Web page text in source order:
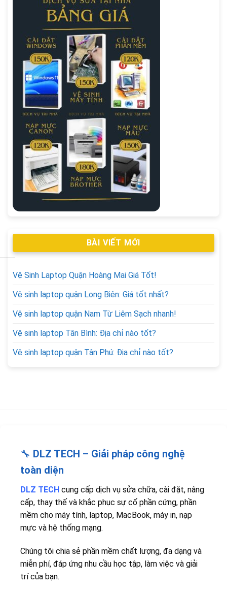
BÀI VIẾT MỚI
Vệ Sinh Laptop Quận Hoàng Mai Giá Tốt!
Vệ sinh laptop quận Long Biên: Giá tốt nhất?
Vệ sinh laptop quận Nam Từ Liêm Sạch nhanh!
Vệ sinh laptop Tân Bình: Địa chỉ nào tốt?
Vệ sinh laptop quận Tân Phú: Địa chỉ nào tốt?
🔧 DLZ TECH – Giải pháp công nghệ
toàn diện
DLZ TECH cung cấp dịch vụ sửa chữa, cài đặt, nâng
cấp, thay thế và khắc phục sự cố phần cứng, phần
mềm cho máy tính, laptop, MacBook, máy in, nạp
mực và hệ thống mạng.
Chúng tôi chia sẻ phần mềm chất lượng, đa dạng và
miễn phí, đáp ứng nhu cầu học tập, làm việc và giải
trí của bạn.